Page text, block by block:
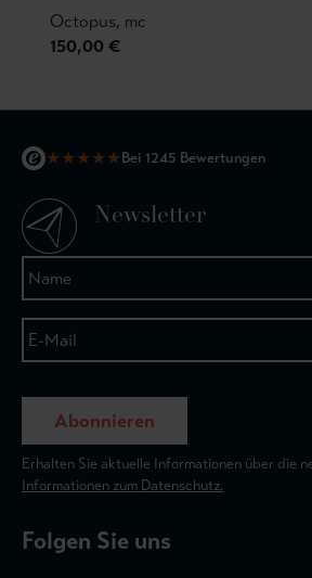
Octopus, mc
150,00 €
★★★★★Bei 1245 Bewertungen
Newsletter
Abonnieren
Erhalten Sie aktuelle Informationen über die
Informationen zum Datenschutz.
Folgen Sie uns